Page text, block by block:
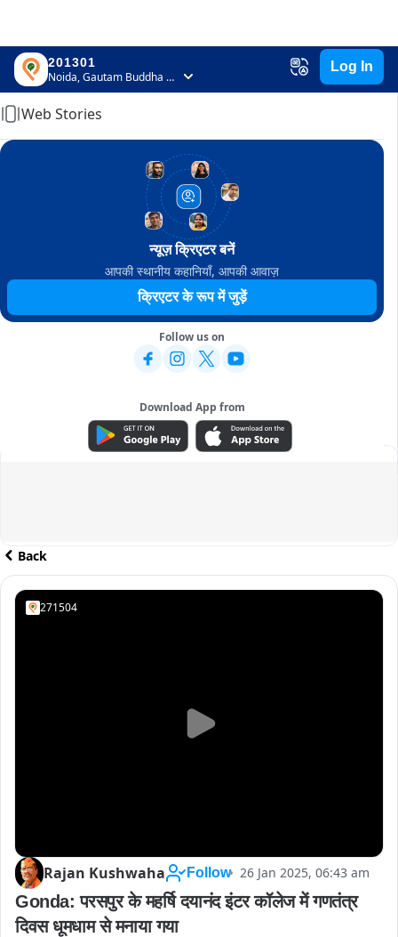
201301
Noida, Gautam Buddha Nagar, Uttar Pradesh
Log In
Home
Web Stories
न्यूज़ क्रिएटर बनें
आपकी स्थानीय कहानियाँ, आपकी आवाज़
क्रिएटर के रूप में जुड़ें
Follow us on
Download App from
ADVERTISEMENT
Back
271504
Rajan Kushwaha Follow 26 Jan 2025, 06:43 am
Gonda: परसपुर के महर्षि दयानंद इंटर कॉलेज में गणतंत्र
दिवस धूमधाम से मनाया गया